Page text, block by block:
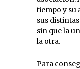
tiempo y su
sus
sin que la
la otra.
Para